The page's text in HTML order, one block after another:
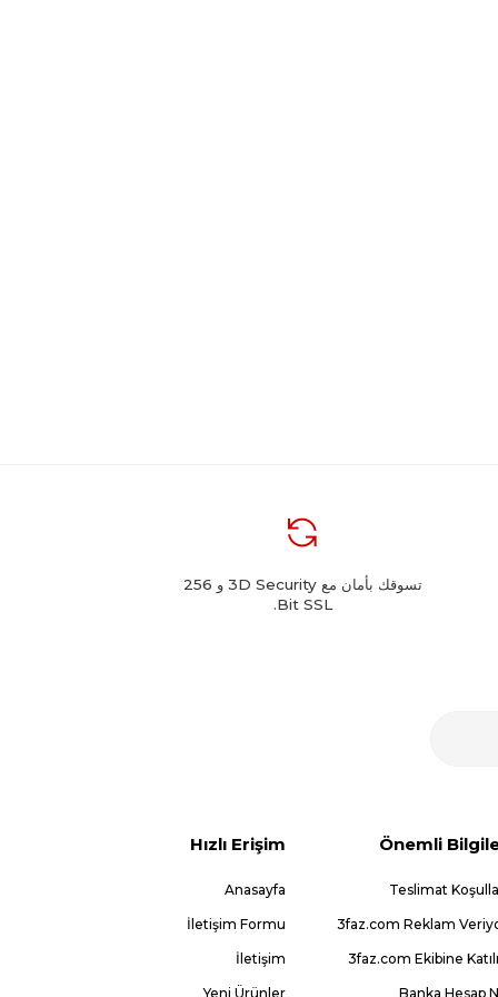
تسوقك بأمان مع 3D Security و 256
Bit SSL.
Önemli
Teslimat
3faz.com Reklam
3faz.com Ekibine
Banka Hesap
Hızlı Erişim
Anasayfa
İletişim Formu
İletişim
Yeni Ürünler